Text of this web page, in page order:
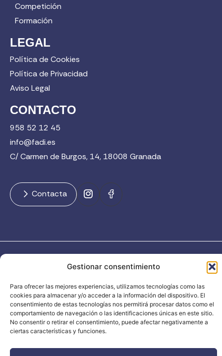
Gestionar consentimiento
Para ofrecer las mejores experiencias, utilizamos tecnologías como las
cookies para almacenar y/o acceder a la información del dispositivo. El
consentimiento de estas tecnologías nos permitirá procesar datos como el
comportamiento de navegación o las identificaciones únicas en este sitio.
No consentir o retirar el consentimiento, puede afectar negativamente a
ciertas características y funciones.
Competición
Formación
LEGAL
Política de Cookies
Política de Privacidad
Aviso Legal
CONTACTO
958 52 12 45
info@fadi.es
C/ Carmen de Burgos, 14, 18008 Granada
Contacta
FADI © 2026. Federación Andaluza de Deportes de Invierno |
Todos los derechos reservados